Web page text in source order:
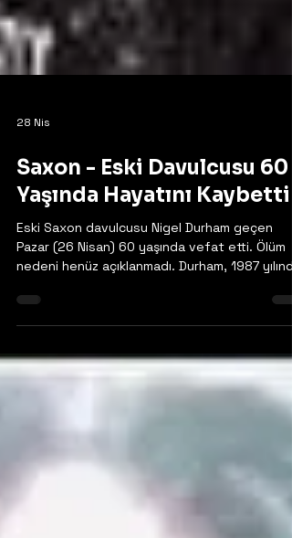
28 Nis
Saxon - Eski Davulcusu 60
Yaşında Hayatını Kaybetti
Eski Saxon davulcusu Nigel Durham geçen
Pazar (26 Nisan) 60 yaşında vefat etti. Ölüm
grupta kalmıştı; bu süre zarfında sadece bir
albüm, Destiny (1988), kaydetmiş ve 1989
civarında gruptan ayrılmıştı. Nigel daha sonra
Son Of A Bitch ve Oliver/Dawson Saxon gibi
Saxon ile ilgili projelerde yeniden ortaya çıktı.